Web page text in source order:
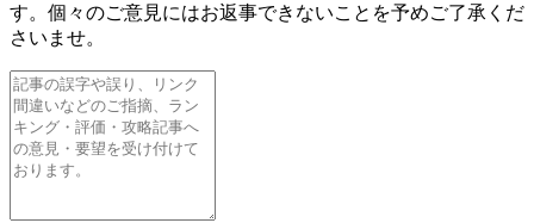
す。個々のご意見にはお返事できないことを予めご了承くだ
さいませ。